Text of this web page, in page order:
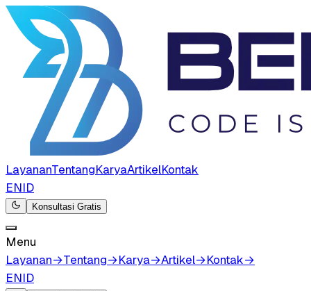
LayananTentangKaryaArtikelKontak
ENID
Konsultasi Gratis
Menu
Layanan→Tentang→Karya→Artikel→Kontak→
ENID